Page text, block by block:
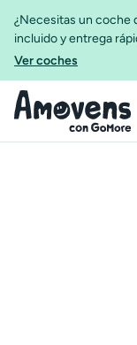
¿Necesitas un coche
incluido y entrega
Ver coches